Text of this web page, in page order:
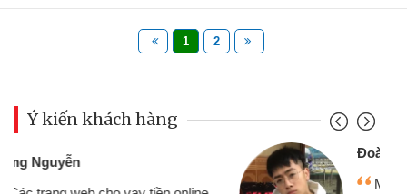
1 2
Ý kiến khách hàng
Mình cần tiền gấp nên định cầm cố